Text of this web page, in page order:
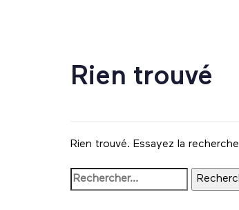
Rien trouvé
Rien trouvé. Essayez la recherche